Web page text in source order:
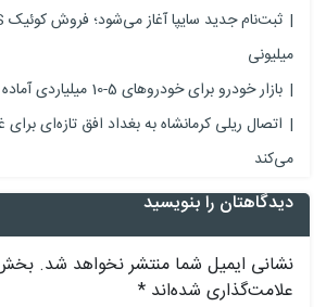
میلیونی
بازار خودرو برای خودروهای 5-10 میلیاردی آماده نیست!
اتصال ریلی کرمانشاه به بغداد افق تازه‌ای برای
می‌کند
دیدگاهتان را بنویسید
نشانی ایمیل شما منتشر نخواهد شد.
علامت‌گذاری شده‌اند*